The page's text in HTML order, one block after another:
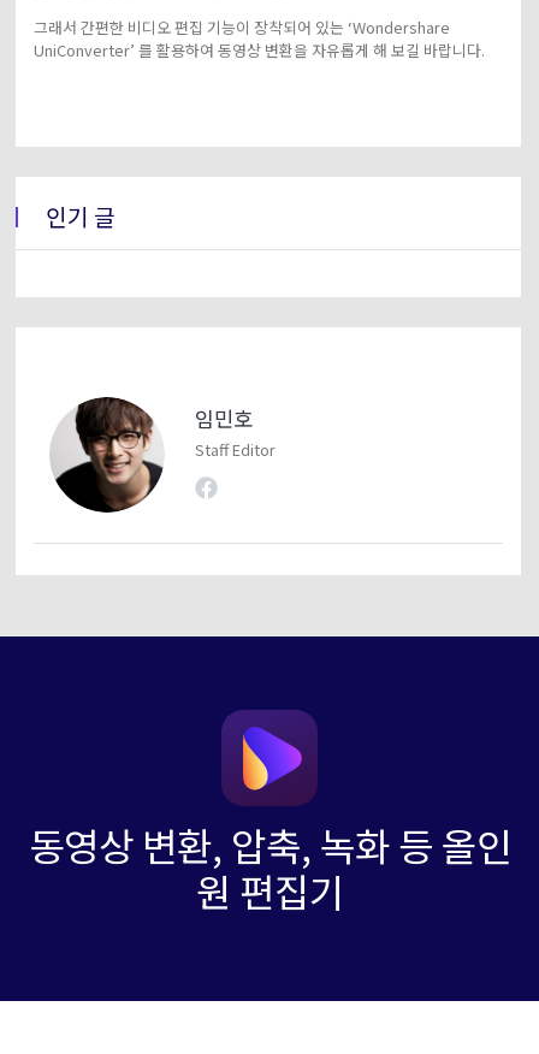
그래서 간편한 비디오 편집 기능이 장착되어 있는 ‘Wondershare
UniConverter’ 를 활용하여 동영상 변환을 자유롭게 해 보길 바랍니다.
인기 글
임민호
Staff Editor
동영상 변환, 압축, 녹화 등 올인
원 편집기